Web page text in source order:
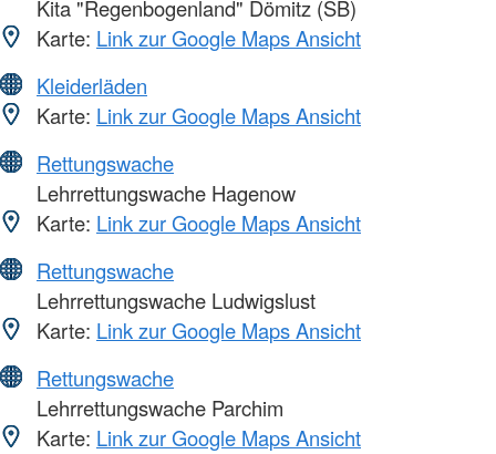
Kita "Regenbogenland" Dömitz (SB)
Karte: Link zur Google Maps Ansicht
Kleiderläden
Karte: Link zur Google Maps Ansicht
Rettungswache
Lehrrettungswache Hagenow
Karte: Link zur Google Maps Ansicht
Rettungswache
Lehrrettungswache Ludwigslust
Karte: Link zur Google Maps Ansicht
Rettungswache
Lehrrettungswache Parchim
Karte: Link zur Google Maps Ansicht